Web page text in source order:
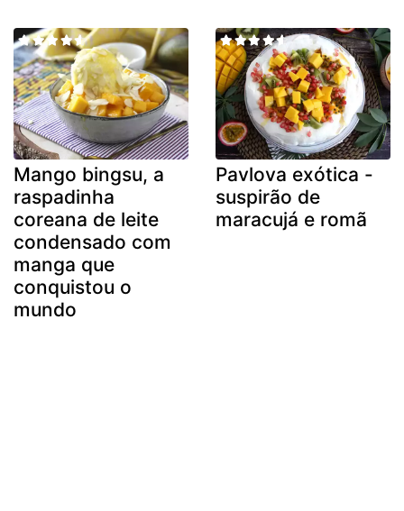
Mango bingsu, a
raspadinha
coreana de leite
condensado com
manga que
conquistou o
mundo
Pavlova exótica -
suspirão de
maracujá e romã